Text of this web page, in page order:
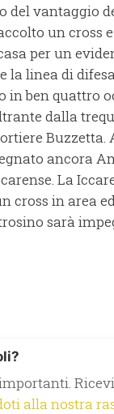
vantaggio
un cross
per un
la linea di
in ben quattro
dalla
Buzzetta.
ancora
La
cross in area
sarà
alla nostra